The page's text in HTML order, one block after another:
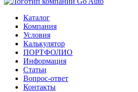
Каталог
Компания
Условия
Калькулятор
ПОРТФОЛИО
Информация
Статьи
Вопрос-ответ
Контакты